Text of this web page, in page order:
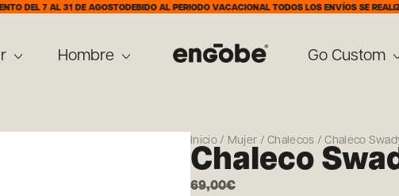
7 AL 31 DE AGOSTODEBIDO AL PERIODO VACACIONAL TODOS LOS ENVÍOS SE REALIZARÁN A
Hombre Go Custom
Inicio/ Mujer /Chalecos / Chaleco
Chaleco
69,00€